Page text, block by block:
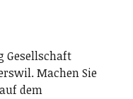
Gesellschaft
Machen Sie
dem